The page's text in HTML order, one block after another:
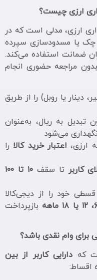
ارزی چیست؟
ارزی، مدلی است که در
چک یا مسدودسازی سپرده
ضمانت استفاده می‌کند.
مراجعه حضوری انجام
دینار یا روبل) را از طریق
به ریال، به‌عنوان
می‌شود
ارزی، اعتبار خرید کالا را
کاربر تا سقف
۱۰ تا ۱۰۰
قسطی خود را از دیجی‌کالا
ماهه
بازپرداخت
برای وام نقدی باشد؟
که دارایی کاربر از بین
اقساط: